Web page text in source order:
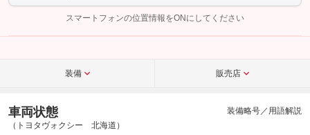
完了してください。
こちら
スマートフォンの位置情報をONにしてください
装備 販売店
車両状態
（トヨタヴォクシー 北海道）
装備略号／用語解説